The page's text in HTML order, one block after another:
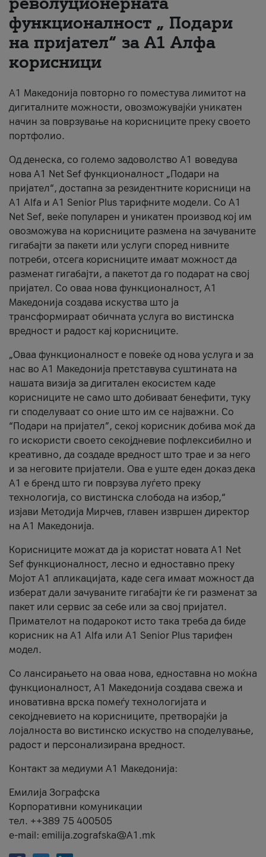
За нас
#ПодобарОнлајн
функционалност „ Подари
на пријател“ за А1 Алфа
корисници
А1 Македонија повторно го поместува лимитот на
дигиталните можности, овозможувајќи уникатен
начин за поврзување на корисниците преку своето
портфолио.
Од денеска, со големо задоволство А1 воведува
нова A1 Net Sef функционалност „Подари на
пријател“, достапна за резидентните корисници на
А1 Alfa и A1 Senior Plus тарифните модели. Со A1
Net Sef, веќе популарен и уникатен производ кој им
овозможува на корисниците размена на зачуваните
гигабајти за пакети или услуги според нивните
потреби, отсега корисниците имаат можност да
разменат гигабајти, а пакетот да го подарат на свој
пријател. Со оваа нова функционалност, А1
Македонија создава искуства што ја
трансформираат обичната услуга во вистинска
вредност и радост кај корисниците.
„Оваа функционалност е повеќе од нова услуга и за
нас во А1 Македонија претставува суштината на
нашата визија за дигитален екосистем каде
корисниците не само што добиваат бенефити, туку
ги споделуваат со оние што им се најважни. Со
“Подари на пријател”, секој корисник добива моќ да
го искористи своето секојдневие пофлексибилно и
креативно, да создаде вредност што трае и за него
и за неговите пријатели. Ова е уште еден доказ дека
А1 е бренд што ги поврзува луѓето преку
технологија, со вистинска слобода на избор,“
изјави Методија Мирчев, главен извршен директор
на А1 Македонија.
Корисниците можат да ја користат новата А1 Net
Sef функционалност, лесно и едноставно преку
Мојот А1 апликацијата, каде сега имаат можност да
изберат дали зачуваните гигабајти ќе ги разменат за
пакет или сервис за себе или за свој пријател.
Примателот на подарокот исто така треба да биде
корисник на А1 Alfa или A1 Senior Plus тарифен
модел.
Со лансирањето на оваа нова, едноставна но моќна
функционалност, А1 Македонија создава свежа и
иновативна врска помеѓу технологијата и
секојдневието на корисниците, претворајќи ја
лојалноста во вистинско искуство на споделување,
радост и персонализирана вредност.
Контакт за медиуми А1 Македонија:
Емилија Зографска
Корпоративни комуникации
тел. ++389 75 400505
e-mail: emilija.zografska@A1.mk